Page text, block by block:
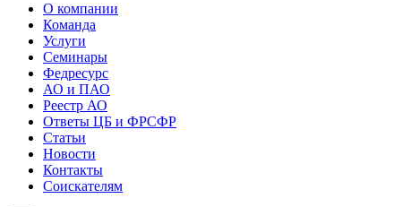
О компании
Команда
Услуги
Семинары
Федресурс
АО и ПАО
Реестр АО
Ответы ЦБ и ФРСФР
Статьи
Новости
Контакты
Соискателям